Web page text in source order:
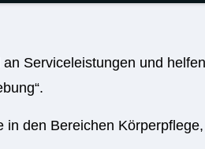
Serviceleistungen und
den Bereichen